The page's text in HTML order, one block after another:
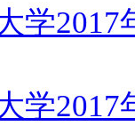
学
学